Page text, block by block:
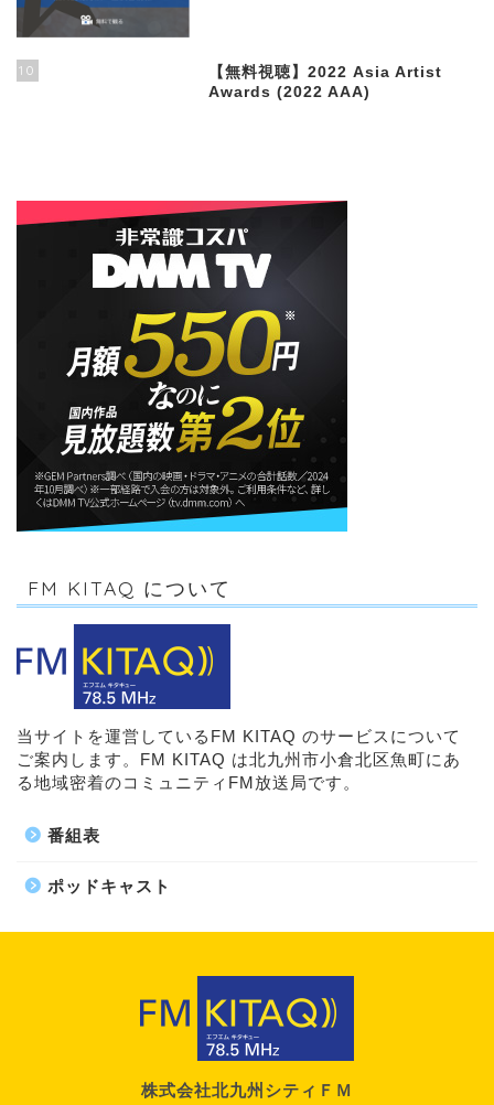
10
【無料視聴】2022 Asia Artist
Awards (2022 AAA)
FM KITAQ について
当サイトを運営しているFM KITAQ のサービスについて
ご案内します。FM KITAQ は北九州市小倉北区魚町にあ
る地域密着のコミュニティFM放送局です。
番組表
ポッドキャスト
株式会社北九州シティＦＭ